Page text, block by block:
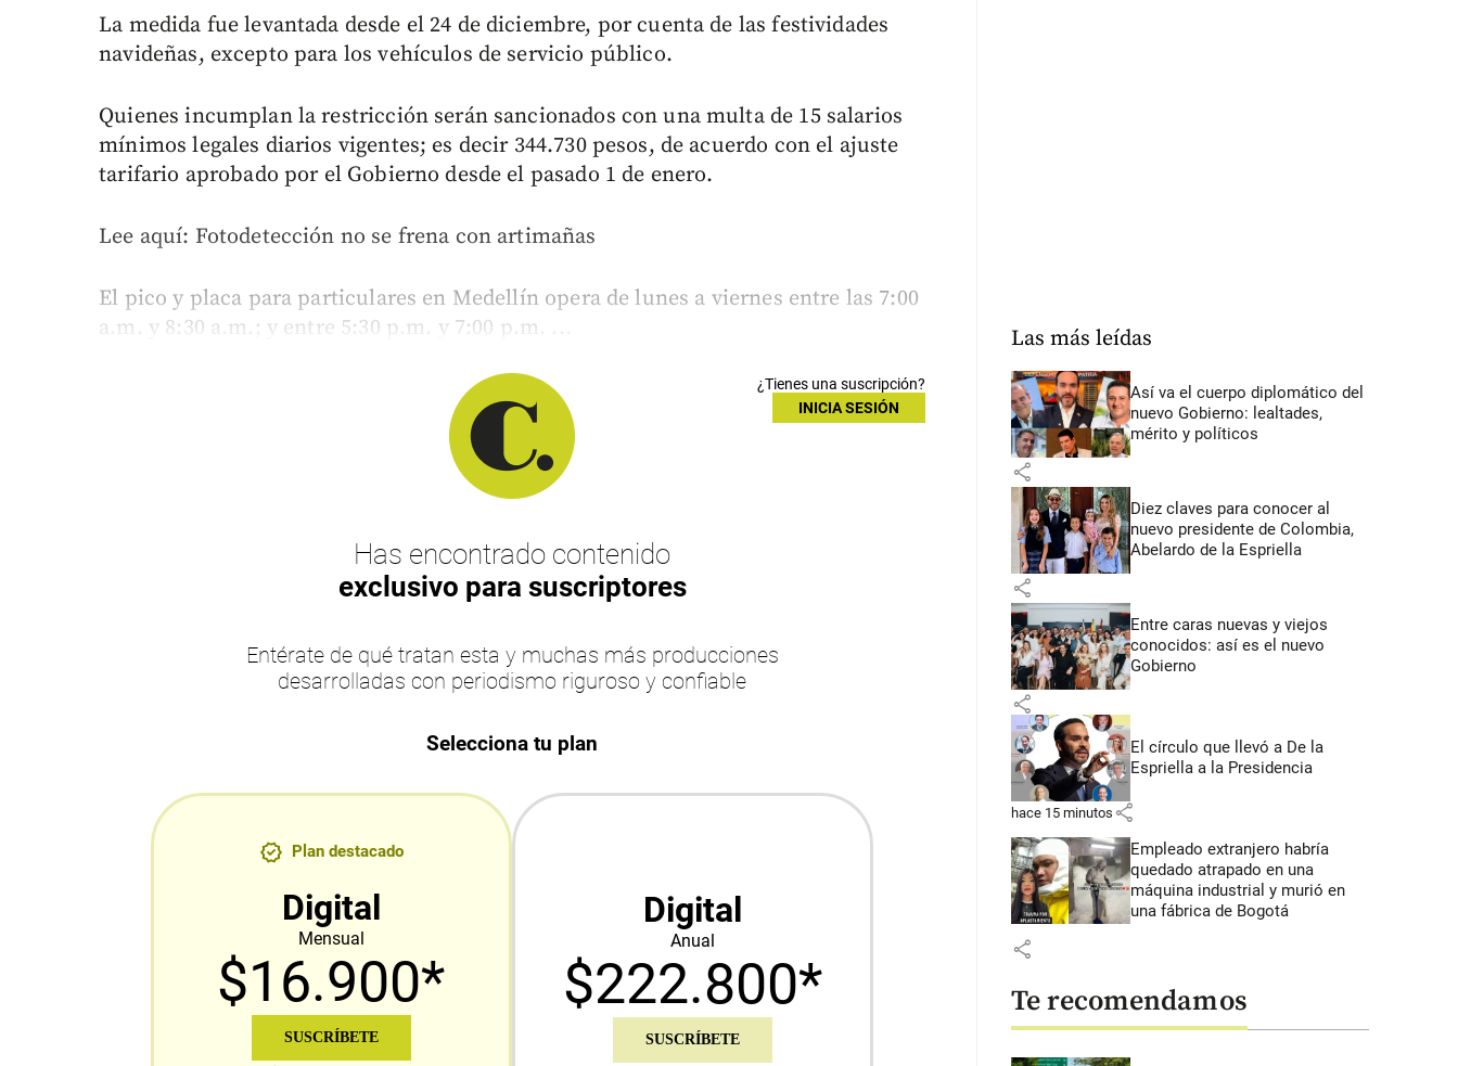
La medida fue levantada desde el 24 de diciembre, por cuenta de las festividades
navideñas, excepto para los vehículos de servicio público.
Quienes incumplan la restricción serán sancionados con una multa de 15 salarios
mínimos legales diarios vigentes; es decir 344.730 pesos, de acuerdo con el ajuste
tarifario aprobado por el Gobierno desde el pasado 1 de enero.
Lee aquí: Fotodetección no se frena con artimañas
El pico y placa para particulares en Medellín opera de lunes a viernes entre las 7:00
a.m. y 8:30 a.m.; y entre 5:30 p.m. y 7:00 p.m. ...
¿Tienes una suscripción?
INICIA SESIÓN
Has encontrado contenido
exclusivo para suscriptores
Entérate de qué tratan esta y muchas más producciones
desarrolladas con periodismo riguroso y confiable
Selecciona tu plan
Plan destacado
Digital
Mensual
$16.900*
SUSCRÍBETE
Digital
Anual
$222.800*
SUSCRÍBETE
Las más leídas
Así va el cuerpo diplomático del
nuevo Gobierno: lealtades,
mérito y políticos
share
Diez claves para conocer al
nuevo presidente de Colombia,
Abelardo de la Espriella
share
Entre caras nuevas y viejos
conocidos: así es el nuevo
Gobierno
share
El círculo que llevó a De la
Espriella a la Presidencia
hace 15 minutos share
Empleado extranjero habría
quedado atrapado en una
máquina industrial y murió en
una fábrica de Bogotá
share
Te recomendamos